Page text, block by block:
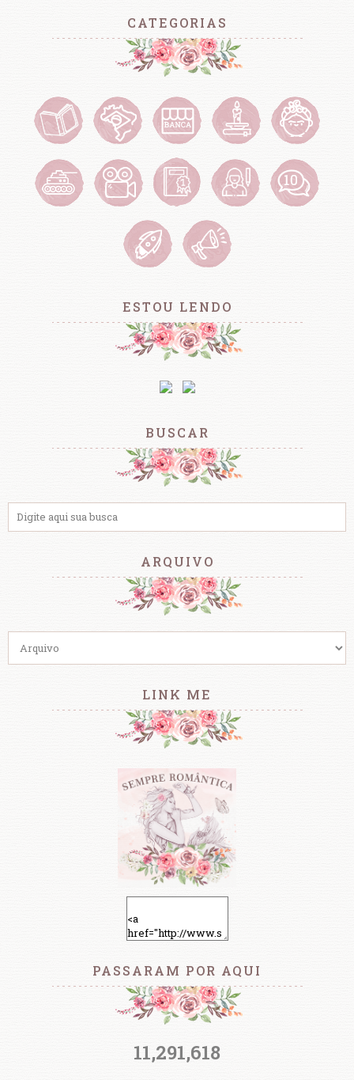
CATEGORIAS
ESTOU LENDO
BUSCAR
ARQUIVO
LINK ME
PASSARAM POR AQUI
11,291,618